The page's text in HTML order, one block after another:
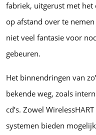
fabriek, uitgerust met het
op afstand over te
niet veel fantasie voor
gebeuren.
Het binnendringen van
bekende weg, zoals
cd’s. Zowel
systemen bieden